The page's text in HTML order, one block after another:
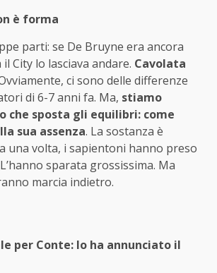
è forma
parti: se De Bruyne era ancora
City lo lasciava andare. Cavolata
ci sono delle differenze
di 6-7 anni fa. Ma, stiamo
che sposta gli equilibri: come
sua assenza. La sostanza è
una volta, i sapientoni hanno preso
sparata grossissima. Ma
marcia indietro.
per Conte: lo ha annunciato il